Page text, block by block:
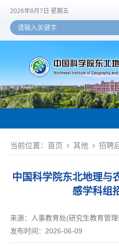
2026年8月7日 星期五
当前位置： 首页 其他 招聘
中国科学院东北地理与
感学科组
来源：
人事教育处(研究生教育管
发布时间：2026-06-09